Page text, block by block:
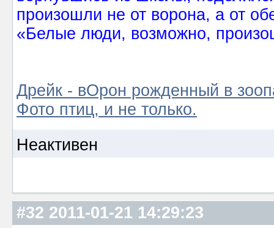
произошли не от ворона, а от
«Белые люди, возможно,
Дрейк - вОрон рожденный в
Фото птиц, и не только.
Неактивен
#32 2011-01-21 14:29:23